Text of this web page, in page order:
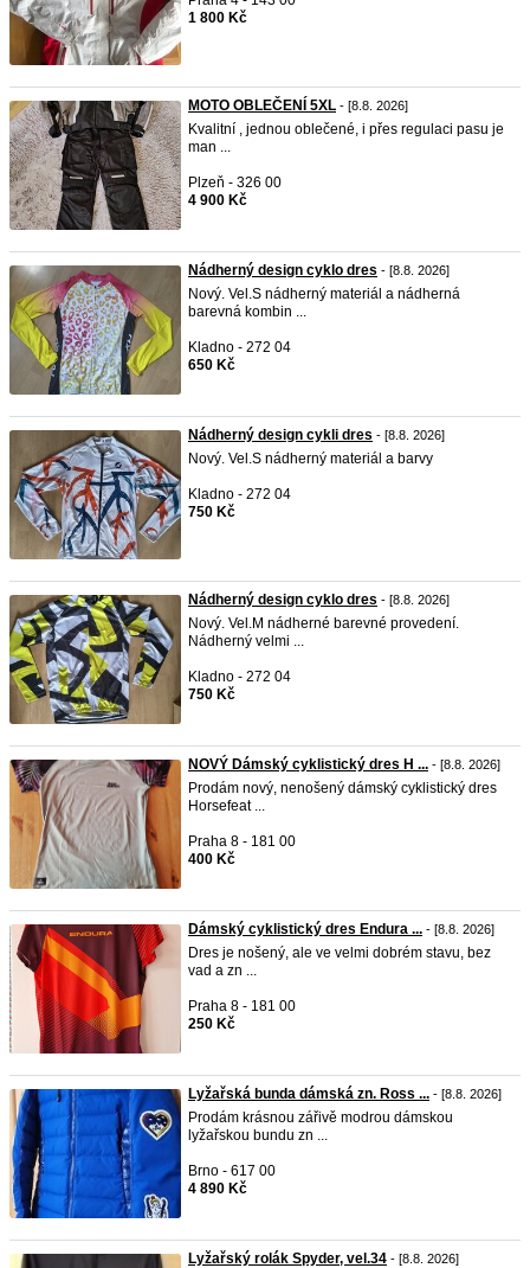
1 800 Kč
MOTO OBLEČENÍ 5XL - [8.8. 2026]
Kvalitní , jednou oblečené, i přes regulaci pasu je
man ...
Plzeň - 326 00
4 900 Kč
Nádherný design cyklo dres - [8.8. 2026]
Nový. Vel.S nádherný materiál a nádherná
barevná kombin ...
Kladno - 272 04
650 Kč
Nádherný design cykli dres - [8.8. 2026]
Nový. Vel.S nádherný materiál a barvy
Kladno - 272 04
750 Kč
Nádherný design cyklo dres - [8.8. 2026]
Nový. Vel.M nádherné barevné provedení.
Nádherný velmi ...
Kladno - 272 04
750 Kč
NOVÝ Dámský cyklistický dres H ... - [8.8. 2026]
Prodám nový, nenošený dámský cyklistický dres
Horsefeat ...
Praha 8 - 181 00
400 Kč
Dámský cyklistický dres Endura ... - [8.8. 2026]
Dres je nošený, ale ve velmi dobrém stavu, bez
vad a zn ...
Praha 8 - 181 00
250 Kč
Lyžařská bunda dámská zn. Ross ... - [8.8. 2026]
Prodám krásnou zářivě modrou dámskou
lyžařskou bundu zn ...
Brno - 617 00
4 890 Kč
Lyžařský rolák Spyder, vel.34 - [8.8. 2026]